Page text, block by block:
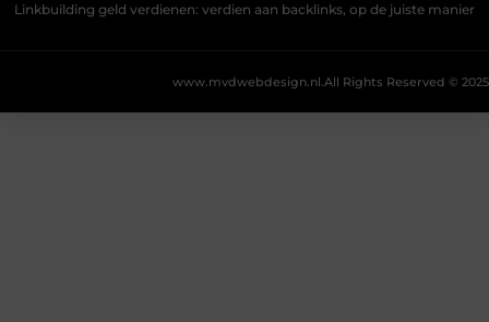
Linkbuilding geld verdienen: verdien aan backlinks, op de juiste manier
All Rights Reserved © 2025
www.mvdwebdesign.nl.